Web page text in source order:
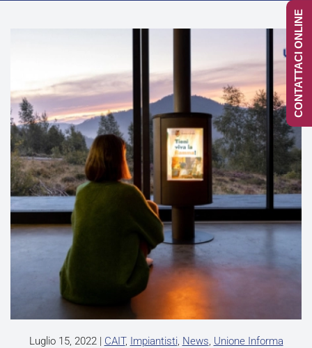
Luglio 15, 2022| CAIT, Impiantisti, News, Unione Informa
CONTATTACI ONLINE